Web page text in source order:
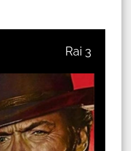
Rai 3